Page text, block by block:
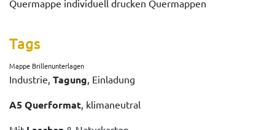
Quermappe individuell drucken Quermappen
Tags
Mappe Brillenunterlagen
Industrie, Tagung, Einladung
A5 Querformat, klimaneutral